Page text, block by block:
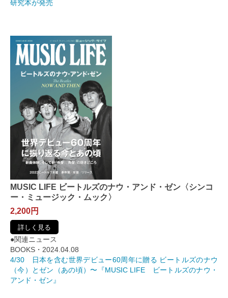
研究本が発売
MUSIC LIFE ビートルズのナウ・アンド・ゼン〈シンコ
ー・ミュージック・ムック〉
2,200円
詳しく見る
●関連ニュース
BOOKS・2024.04.08
4/30 日本を含む世界デビュー60周年に贈る ビートルズのナウ
（今）とゼン（あの頃）〜『MUSIC LIFE ビートルズのナウ・
アンド・ゼン』